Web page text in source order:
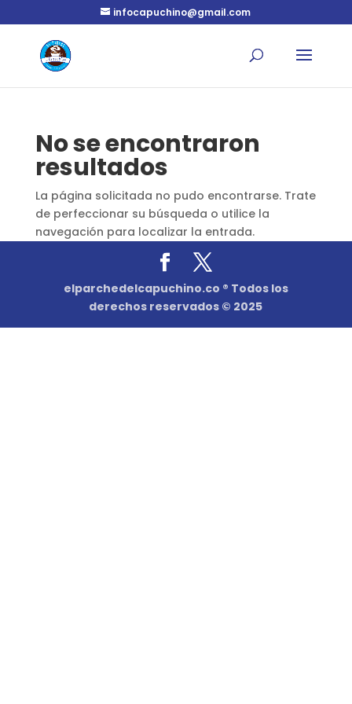
infocapuchino@gmail.com
No se encontraron
resultados
La página solicitada no pudo encontrarse. Trate
de perfeccionar su búsqueda o utilice la
navegación para localizar la entrada.
elparchedelcapuchino.co ® Todos los
derechos reservados © 2025